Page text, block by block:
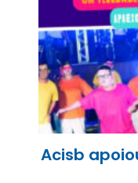
Acisb